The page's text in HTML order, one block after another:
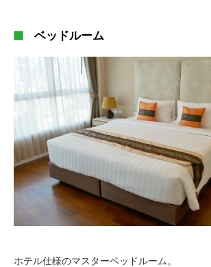
ベッドルーム
ホテル仕様のマスターベッドルーム。